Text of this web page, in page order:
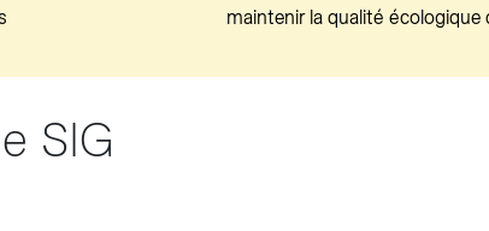
maintenir la qualité écologique
SIG